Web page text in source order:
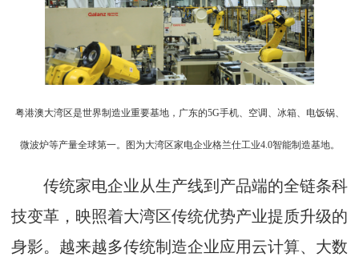
粤港澳大湾区是世界制造业重要基地，广东的5G手机、空调、冰箱、电饭锅、
微波炉等产量全球第一。图为大湾区家电企业格兰仕工业4.0智能制造基地。
传统家电企业从生产线到产品端的全链条科
技变革，映照着大湾区传统优势产业提质升级的
身影。越来越多传统制造企业应用云计算、大数